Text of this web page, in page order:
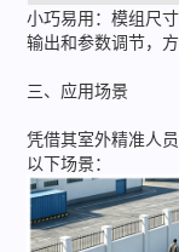
小巧易用：模组尺
输出和参数调节，
三、应用场景
凭借其室外精准人
以下场景：